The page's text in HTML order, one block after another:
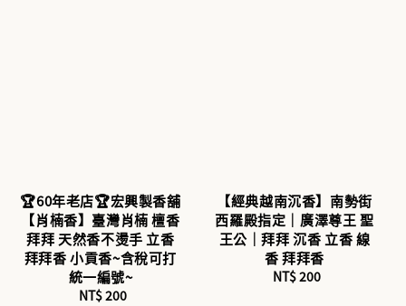
🏆60年老店🏆宏興製香舖
【肖楠香】臺灣肖楠 檀香
拜拜 天然香不燙手 立香
拜拜香 小貢香~含稅可打
統一編號~
Regular
NT$ 200
【經典越南沉香】南勢街
西羅殿指定｜廣澤尊王 聖
王公｜拜拜 沉香 立香 線
香 拜拜香
Regular
NT$ 200